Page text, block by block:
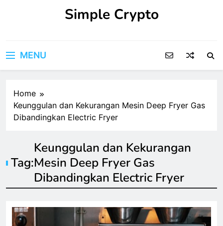
Simple Crypto
MENU
Home
Keunggulan dan Kekurangan Mesin Deep Fryer Gas
Dibandingkan Electric Fryer
Tag:
Keunggulan dan Kekurangan
Mesin Deep Fryer Gas
Dibandingkan Electric Fryer